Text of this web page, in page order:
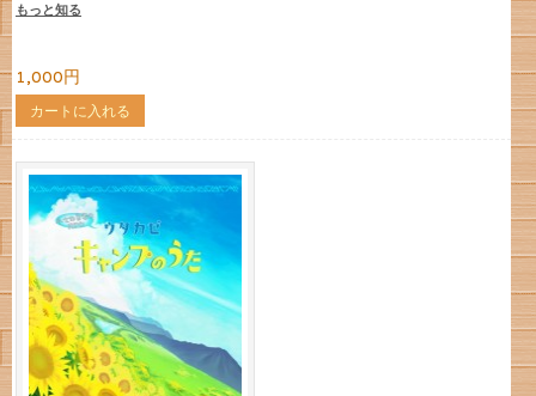
もっと知る
1,000円
カートに入れる